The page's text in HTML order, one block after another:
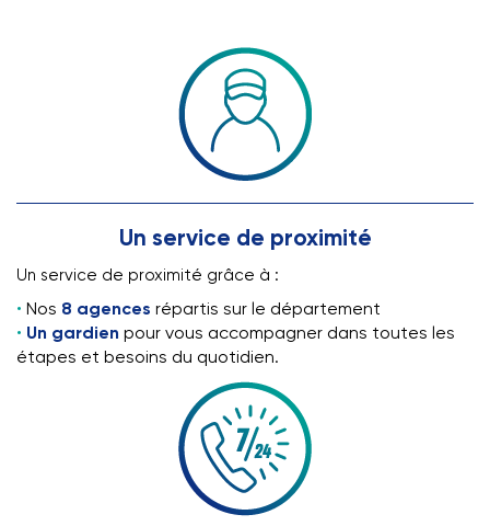
Un service de proximité
Un service de proximité grâce à :
Nos 8 agences répartis sur le département
Un gardien pour vous accompagner dans toutes les
étapes et besoins du quotidien.